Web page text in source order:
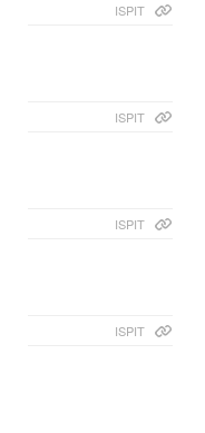
ISPIT
ISPIT
ISPIT
ISPIT